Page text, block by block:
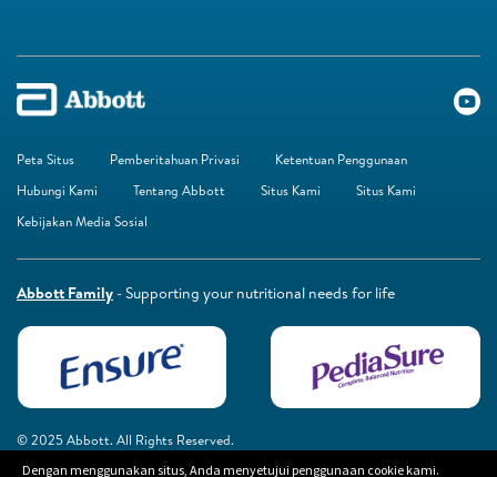
Peta Situs Pemberitahuan Privasi
Ketentuan Penggunaan
Hubungi Kami
Tentang Abbott Situs Kami
Situs Kami
Kebijakan Media Sosial
Abbott Family - Supporting your nutritional needs for life
© 2025 Abbott. All Rights Reserved.
Dengan menggunakan situs, Anda menyetujui penggunaan cookie kami.